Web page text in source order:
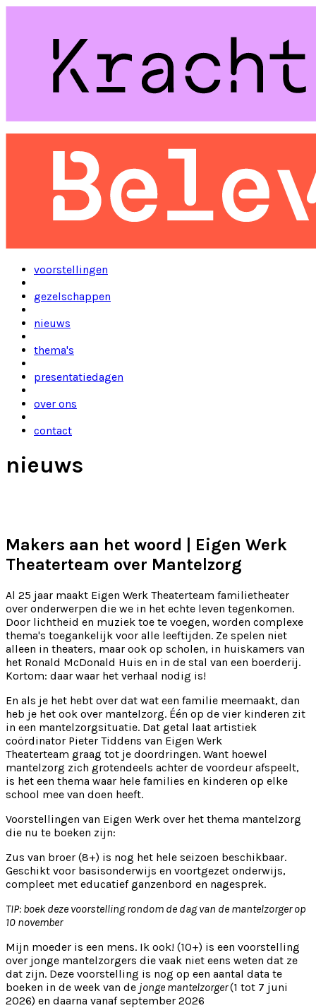
voorstellingen
gezelschappen
nieuws
thema's
presentatiedagen
over ons
contact
nieuws
Makers aan het woord | Eigen Werk
Theaterteam over Mantelzorg
Al 25 jaar maakt Eigen Werk Theaterteam familietheater
over onderwerpen die we in het echte leven tegenkomen.
Door lichtheid en muziek toe te voegen, worden complexe
thema's toegankelijk voor alle leeftijden. Ze spelen niet
alleen in theaters, maar ook op scholen, in huiskamers van
het Ronald McDonald Huis en in de stal van een boerderij.
Kortom: daar waar het verhaal nodig is!
En als je het hebt over dat wat een familie meemaakt, dan
heb je het ook over mantelzorg. Één op de vier kinderen zit
in een mantelzorgsituatie. Dat getal laat artistiek
coördinator Pieter Tiddens van Eigen Werk
Theaterteam graag tot je doordringen. Want hoewel
mantelzorg zich grotendeels achter de voordeur afspeelt,
is het een thema waar hele families en kinderen op elke
school mee van doen heeft.
Voorstellingen van Eigen Werk over het thema mantelzorg
die nu te boeken zijn:
Zus van broer (8+) is nog het hele seizoen beschikbaar.
Geschikt voor basisonderwijs en voortgezet onderwijs,
compleet met educatief ganzenbord en nagesprek.
TIP: boek deze voorstelling rondom de dag van de mantelzorger op
10 november
Mijn moeder is een mens. Ik ook! (10+) is een voorstelling
over jonge mantelzorgers die vaak niet eens weten dat ze
dat zijn. Deze voorstelling is nog op een aantal data te
boeken in de week van de jonge mantelzorger(1 tot 7 juni
2026) en daarna vanaf september 2026